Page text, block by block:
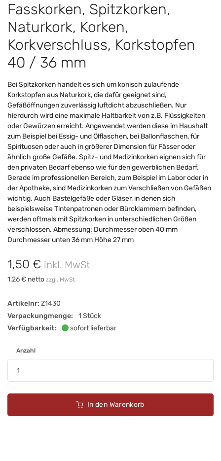
Fasskorken, Spitzkorken,
Naturkork, Korken,
Korkverschluss, Korkstopfen
40 / 36 mm
Bei Spitzkorken handelt es sich um konisch zulaufende
Korkstopfen aus Naturkork, die dafür geeignet sind,
Gefäßöffnungen zuverlässig luftdicht abzuschließen. Nur
hierdurch wird eine maximale Haltbarkeit von z.B. Flüssigkeiten
oder Gewürzen erreicht. Angewendet werden diese im Haushalt
zum Beispiel bei Essig- und Ölflaschen, bei Ballonflaschen, für
Spirituosen oder auch in größerer Dimension für Fässer oder
ähnlich große Gefäße. Spitz- und Medizinkorken eignen sich für
den privaten Bedarf ebenso wie für den gewerblichen Bedarf.
Gerade im professionellen Bereich, zum Beispiel im Labor oder in
der Apotheke, sind Medizinkorken zum Verschließen von Gefäßen
wichtig. Auch Bastelgefäße oder Gläser, in denen sich
beispielsweise Tintenpatronen oder Büroklammern befinden,
werden oftmals mit Spitzkorken in unterschiedlichen Größen
verschlossen. Abmessung: Durchmesser oben 40 mm
Durchmesser unten 36 mm Höhe 27 mm
1,50 € inkl. MwSt
1,26 € netto zzgl. MwSt
Artikelnr: Z1430
Verpackungmenge:
1 Stück
Verfügbarkeit:
sofort lieferbar
Anzahl
In den Warenkorb